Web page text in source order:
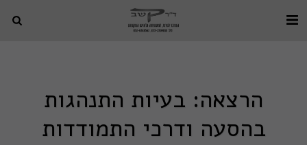
הרצאה: בעיות התנהגות
בהסעה ודרכי התמודדות